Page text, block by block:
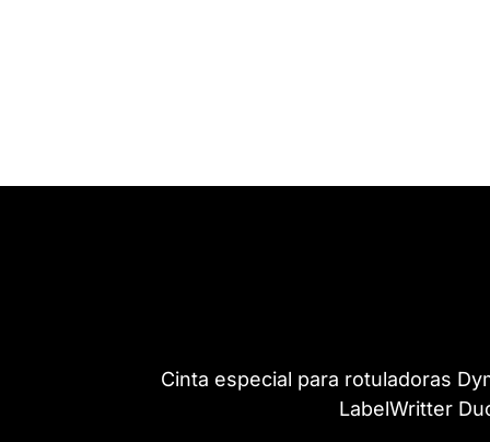
Cinta especial para rotuladoras
LabelWritter